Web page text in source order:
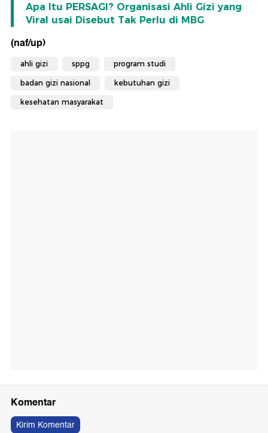
Apa Itu PERSAGI? Organisasi Ahli Gizi yang
Viral usai Disebut Tak Perlu di MBG
(naf/up)
ahli gizi sppg program studi
badan gizi nasional kebutuhan gizi
kesehatan masyarakat
Komentar
Kirim Komentar